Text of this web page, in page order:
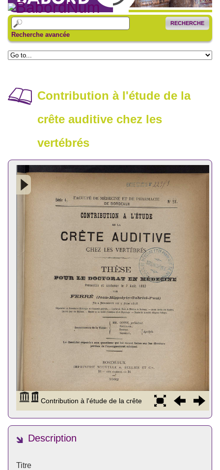
RECHERCHE
Recherche avancée
Contribution à l'étude de la
crête auditive chez les
vertébrés
Description
Titre